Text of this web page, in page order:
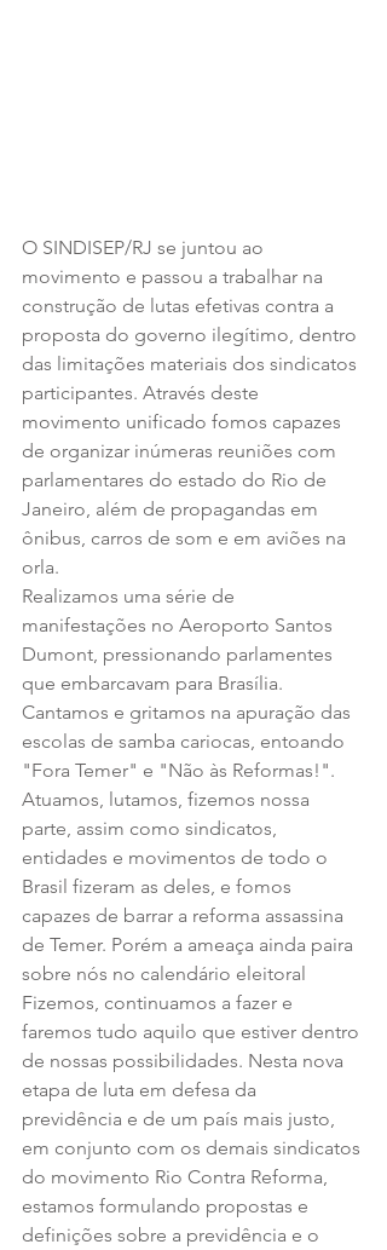
O SINDISEP/RJ se juntou ao
movimento e passou a trabalhar na
construção de lutas efetivas contra a
proposta do governo ilegítimo, dentro
das limitações materiais dos sindicatos
participantes. Através deste
movimento unificado fomos capazes
de organizar inúmeras reuniões com
parlamentares do estado do Rio de
Janeiro, além de propagandas em
ônibus, carros de som e em aviões na
orla.
Realizamos uma série de
manifestações no Aeroporto Santos
Dumont, pressionando parlamentes
que embarcavam para Brasília.
Cantamos e gritamos na apuração das
escolas de samba cariocas, entoando
"Fora Temer" e "Não às Reformas!".
Atuamos, lutamos, fizemos nossa
parte, assim como sindicatos,
entidades e movimentos de todo o
Brasil fizeram as deles, e fomos
capazes de barrar a reforma assassina
de Temer. Porém a ameaça ainda paira
sobre nós no calendário eleitoral
Fizemos, continuamos a fazer e
faremos tudo aquilo que estiver dentro
de nossas possibilidades. Nesta nova
etapa de luta em defesa da
previdência e de um país mais justo,
em conjunto com os demais sindicatos
do movimento Rio Contra Reforma,
estamos formulando propostas e
definições sobre a previdência e o